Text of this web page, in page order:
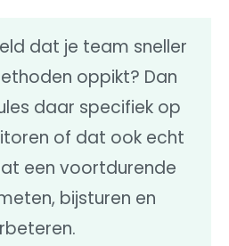
dat je team sneller
oppikt? Dan
daar specifiek op
of dat ook echt
een voortdurende
bijsturen en